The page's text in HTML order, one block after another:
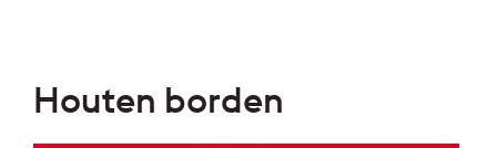
Houten borden